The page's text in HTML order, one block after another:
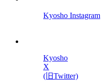
Kyosho Instagram
Kyosho
X
(旧Twitter)